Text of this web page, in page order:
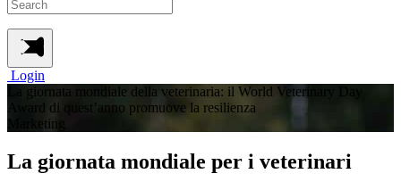
Login
La giornata mondiale della veterinaria: il World Veterinary Day
Award di quest’anno promuove la resilienza
Marketing
La giornata mondiale per i veterinari